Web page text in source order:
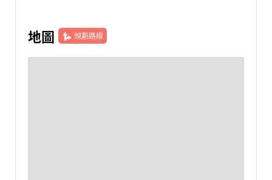
地圖 規劃路線